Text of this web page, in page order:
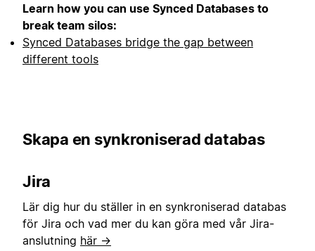
Learn how you can use Synced Databases to
break team silos:
Synced Databases bridge the gap between
different tools
Skapa en synkroniserad databas
Jira
Lär dig hur du ställer in en synkroniserad databas
för Jira och vad mer du kan göra med vår Jira-
anslutning här →